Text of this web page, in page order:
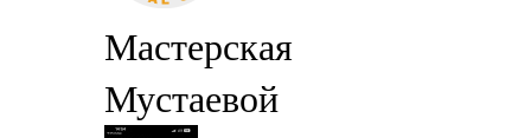
Мастерская
Мустаевой